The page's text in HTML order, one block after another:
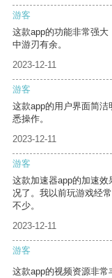
游客
这款app的功能非常强
中游刃有余。
2023-12-11
游客
这款app的用户界面简
悉操作。
2023-12-11
游客
这款加速器app的加速
况了。我以前玩游戏经
不少。
2023-12-11
游客
这款app的视频资源非常